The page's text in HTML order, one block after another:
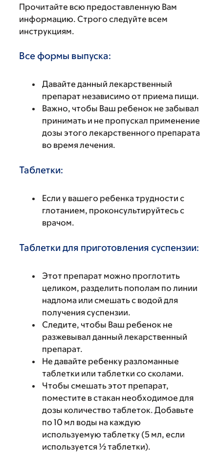
Прочитайте всю предоставленную Вам
информацию. Строго следуйте всем
инструкциям.
Все формы выпуска:
Давайте данный лекарственный
препарат независимо от приема пищи.
Важно, чтобы Ваш ребенок не забывал
принимать и не пропускал применение
дозы этого лекарственного препарата
во время лечения.
Таблетки:
Если у вашего ребенка трудности с
глотанием, проконсультируйтесь с
врачом.
Таблетки для приготовления суспензии:
Этот препарат можно проглотить
целиком, разделить пополам по линии
надлома или смешать с водой для
получения суспензии.
Следите, чтобы Ваш ребенок не
разжевывал данный лекарственный
препарат.
Не давайте ребенку разломанные
таблетки или таблетки со сколами.
Чтобы смешать этот препарат,
поместите в стакан необходимое для
дозы количество таблеток. Добавьте
по 10 мл воды на каждую
используемую таблетку (5 мл, если
используется ½ таблетки).